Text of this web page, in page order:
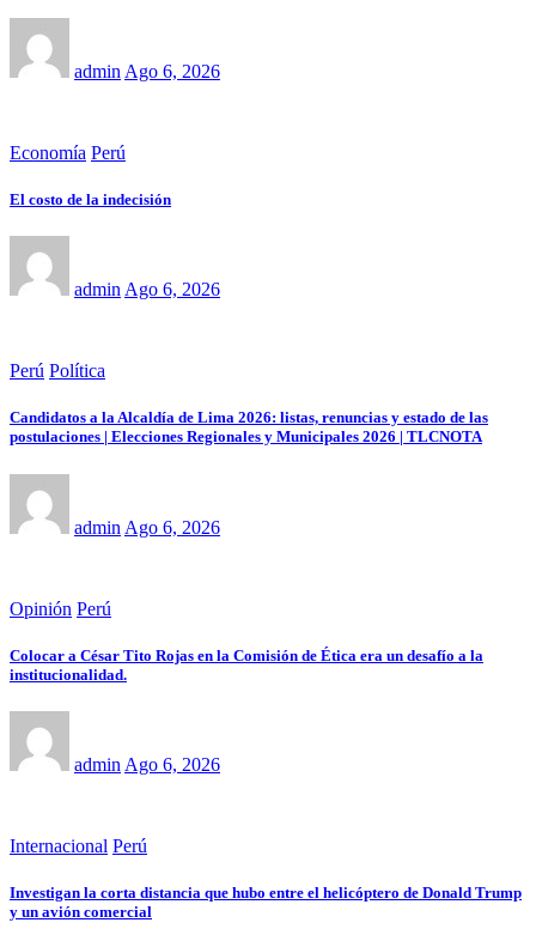
admin Ago 6, 2026
Economía Perú
El costo de la indecisión
admin Ago 6, 2026
Perú Política
Candidatos a la Alcaldía de Lima 2026: listas, renuncias y estado de las
postulaciones | Elecciones Regionales y Municipales 2026 | TLCNOTA
admin Ago 6, 2026
Opinión Perú
Colocar a César Tito Rojas en la Comisión de Ética era un desafío a la
institucionalidad.
admin Ago 6, 2026
Internacional Perú
Investigan la corta distancia que hubo entre el helicóptero de Donald Trump
y un avión comercial